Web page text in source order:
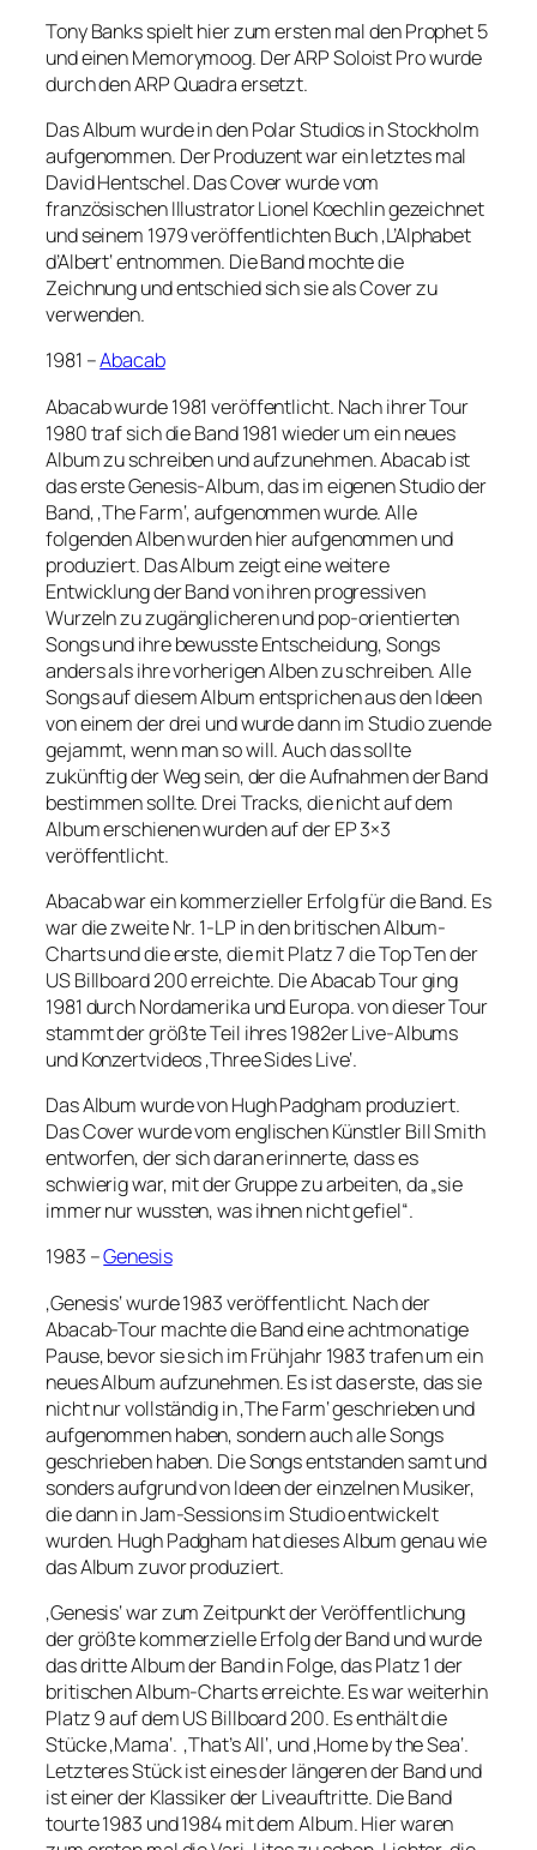
Tony Banks spielt hier zum ersten mal den Prophet 5
und einen Memorymoog. Der ARP Soloist Pro wurde
durch den ARP Quadra ersetzt.
Das Album wurde in den Polar Studios in Stockholm
aufgenommen. Der Produzent war ein letztes mal
David Hentschel. Das Cover wurde vom
französischen Illustrator Lionel Koechlin gezeichnet
und seinem 1979 veröffentlichten Buch ‚L’Alphabet
d’Albert‘ entnommen. Die Band mochte die
Zeichnung und entschied sich sie als Cover zu
verwenden.
1981 –Abacab
Abacab wurde 1981 veröffentlicht. Nach ihrer Tour
1980 traf sich die Band 1981 wieder um ein neues
Album zu schreiben und aufzunehmen. Abacab ist
das erste Genesis-Album, das im eigenen Studio der
Band, ‚The Farm‘, aufgenommen wurde. Alle
folgenden Alben wurden hier aufgenommen und
produziert. Das Album zeigt eine weitere
Entwicklung der Band von ihren progressiven
Wurzeln zu zugänglicheren und pop-orientierten
Songs und ihre bewusste Entscheidung, Songs
anders als ihre vorherigen Alben zu schreiben. Alle
Songs auf diesem Album entsprichen aus den Ideen
von einem der drei und wurde dann im Studio zuende
gejammt, wenn man so will. Auch das sollte
zukünftig der Weg sein, der die Aufnahmen der Band
bestimmen sollte. Drei Tracks, die nicht auf dem
Album erschienen wurden auf der EP 3×3
veröffentlicht.
Abacab war ein kommerzieller Erfolg für die Band. Es
war die zweite Nr. 1-LP in den britischen Album-
Charts und die erste, die mit Platz 7 die Top Ten der
US Billboard 200 erreichte. Die Abacab Tour ging
1981 durch Nordamerika und Europa. von dieser Tour
stammt der größte Teil ihres 1982er Live-Albums
und Konzertvideos ‚Three Sides Live‘.
Das Album wurde von Hugh Padgham produziert.
Das Cover wurde vom englischen Künstler Bill Smith
entworfen, der sich daran erinnerte, dass es
schwierig war, mit der Gruppe zu arbeiten, da „sie
immer nur wussten, was ihnen nicht gefiel“.
1983 –Genesis
‚Genesis‘ wurde 1983 veröffentlicht. Nach der
Abacab-Tour machte die Band eine achtmonatige
Pause, bevor sie sich im Frühjahr 1983 trafen um ein
neues Album aufzunehmen. Es ist das erste, das sie
nicht nur vollständig in ‚The Farm‘ geschrieben und
aufgenommen haben, sondern auch alle Songs
geschrieben haben. Die Songs entstanden samt und
sonders aufgrund von Ideen der einzelnen Musiker,
die dann in Jam-Sessions im Studio entwickelt
wurden. Hugh Padgham hat dieses Album genau wie
das Album zuvor produziert.
‚Genesis‘ war zum Zeitpunkt der Veröffentlichung
der größte kommerzielle Erfolg der Band und wurde
das dritte Album der Band in Folge, das Platz 1 der
britischen Album-Charts erreichte. Es war weiterhin
Platz 9 auf dem US Billboard 200. Es enthält die
Stücke ‚Mama‘. ‚That’s All‘, und ‚Home by the Sea‘.
Letzteres Stück ist eines der längeren der Band und
ist einer der Klassiker der Liveauftritte. Die Band
tourte 1983 und 1984 mit dem Album. Hier waren